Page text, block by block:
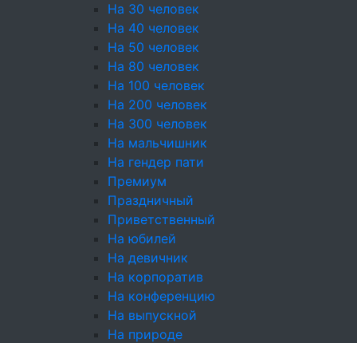
На 30 человек
На 40 человек
На 50 человек
На 80 человек
На 100 человек
На 200 человек
На 300 человек
На мальчишник
На гендер пати
Премиум
Праздничный
Приветственный
На юбилей
На девичник
На корпоратив
На конференцию
На выпускной
На природе
Блюда от Шеф-повара
Фуршетные наборы
Детское меню
Ритуальный кейтеринг